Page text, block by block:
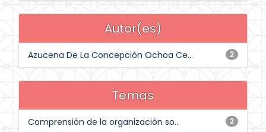
Autor(es)
2
Azucena De La Concepción Ochoa Ce...
Temas
2
Comprensión de la organización so...